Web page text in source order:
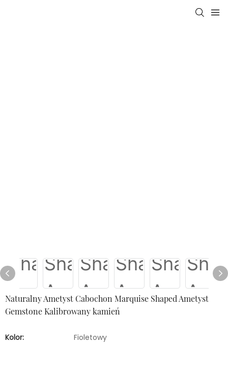
Naturalny Ametyst Cabochon Marquise Shaped Ametyst
Gemstone Kalibrowany kamień
Kolor: Fioletowy